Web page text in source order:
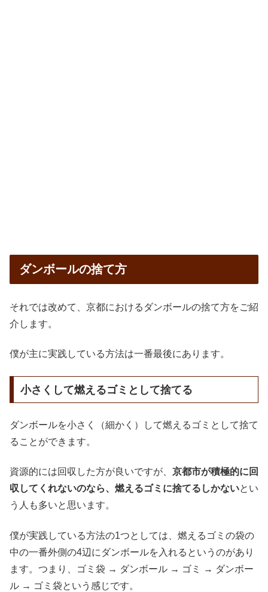
ダンボールの捨て方
それでは改めて、京都におけるダンボールの捨て方をご紹
介します。
僕が主に実践している方法は一番最後にあります。
小さくして燃えるゴミとして捨てる
ダンボールを小さく（細かく）して燃えるゴミとして捨て
ることができます。
資源的には回収した方が良いですが、 京都市が積極的に回
収してくれないのなら、燃えるゴミに捨てるしかないとい
う人も多いと思います。
僕が実践している方法の1つとしては、燃えるゴミの袋の
中の一番外側の4辺にダンボールを入れるというのがあり
ます。つまり、ゴミ袋 → ダンボール → ゴミ → ダンボー
ル → ゴミ袋という感じです。